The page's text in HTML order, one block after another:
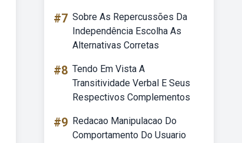
#7 Sobre As Repercussões Da
Independência Escolha As
Alternativas Corretas
#8 Tendo Em Vista A
Transitividade Verbal E Seus
Respectivos Complementos
#9 Redacao Manipulacao Do
Comportamento Do Usuario